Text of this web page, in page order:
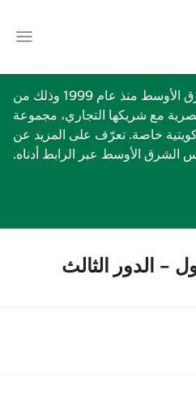
تعمل ستاربكس في الشرق الأوسط منذ عام 1999 وذلك من
حصرية مع شريكها التجاري، مجموعة
كويتية خاصة. تعرّف على المزيد عن
الشرق الأوسط عبر الرابط أدناه.
- الدور الثالث